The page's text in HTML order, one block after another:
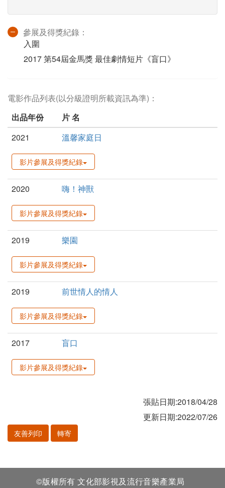
參展及得獎紀錄：
入圍
2017 第54屆金馬獎 最佳劇情短片《盲口》
電影作品列表(以分級證明所載資訊為準)：
出品年份
片 名
2021
溫馨家庭日
影片參展及得獎紀錄
2020 嗨！神獸
影片參展及得獎紀錄
2019 樂園
影片參展及得獎紀錄
2019 前世情人的情人
影片參展及得獎紀錄
2017 盲口
影片參展及得獎紀錄
張貼日期:2018/04/28
更新日期:2022/07/26
友善列印 轉寄
©版權所有 文化部影視及流行音樂產業局